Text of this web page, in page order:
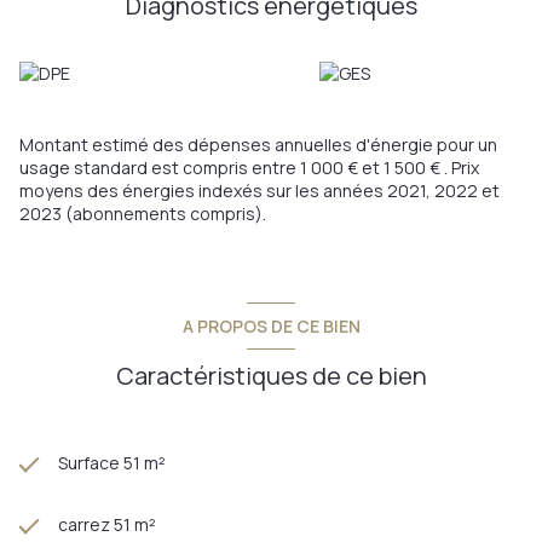
Profitez également du jardin situé à l'ouest de la copropriété,
simplement flaner sous un arbre.
En résidence principale ou secondaire, cet appartement saura
Annonce proposée par un agent commercial
Les informations sur les risques auxquels ce bien est exposé
sont disponibles sur le siteGéorisques
Montant estimé des dépenses annuelles d'énergie pour un
usage standard est compris entre 1 000 € et 1 500 € . Prix
moyens des énergies indexés sur les années 2021, 2022 et
2023 (abonnements compris).
A PROPOS DE CE BIEN
Caractéristiques de ce bien
Surface 51 m²
carrez 51 m²